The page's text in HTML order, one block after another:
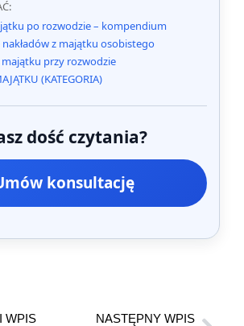
po rozwodzie – kompendium
z majątku osobistego
przy rozwodzie
(KATEGORIA)
dość czytania?
konsultację
WPIS NASTĘPNY WPIS